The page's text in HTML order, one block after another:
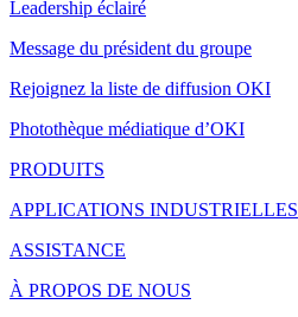
Leadership éclairé
Message du président du groupe
Rejoignez la liste de diffusion OKI
Photothèque médiatique d’OKI
PRODUITS
APPLICATIONS INDUSTRIELLES
ASSISTANCE
À PROPOS DE NOUS